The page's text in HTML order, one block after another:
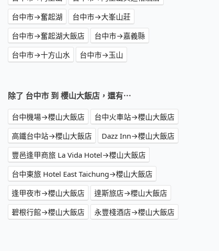
台中市→奮起湖
台中市→大峯山莊
台中市→奮起湖大飯店
台中市→嘉義縣
台中市→十方山水
台中市→玉山
除了 台中市 到 櫻山大飯店，還有⋯
台中機場→櫻山大飯店
台中火車站→櫻山大飯店
高鐵台中站→櫻山大飯店
Dazz Inn→櫻山大飯店
豐邑逢甲商旅 La Vida Hotel→櫻山大飯店
台中東旅 Hotel East Taichung→櫻山大飯店
逢甲夜市→櫻山大飯店
達斯旅店→櫻山大飯店
碧根行館→櫻山大飯店
永豐棧酒店→櫻山大飯店